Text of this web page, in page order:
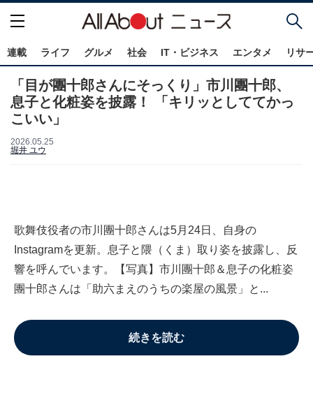
連載 ライフ グルメ 社会 IT・ビジネス エンタメ リサ
「目が團十郎さんにそっくり」市川團十郎、
息子と化粧姿を披露！ 「キリッとしててかっ
こいい」
2026.05.25
堀井 ユウ
歌舞伎役者の市川團十郎さんは5月24日、自身の
Instagramを更新。息子と隈（くま）取り姿を披露し、反
響を呼んでいます。【写真】市川團十郎＆息子の化粧姿
團十郎さんは「助六まえのうちの楽屋の風景」と...
続きを読む